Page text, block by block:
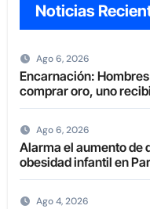
Noticias
Ago 6, 2026
Encarnación:
comprar oro, uno
uno en la boca
Ago 6, 2026
Alarma el aumento de
obesidad infantil en
Ago 4, 2026